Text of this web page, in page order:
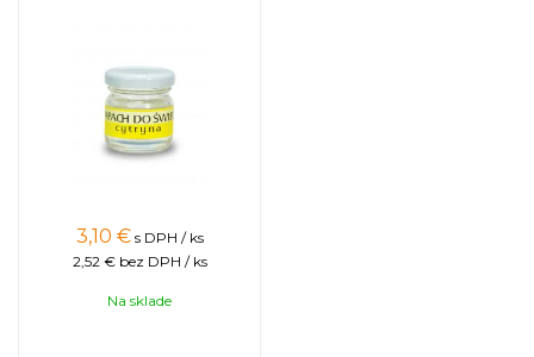
3,10 € s DPH / ks
2,52 € bez DPH / ks
Na sklade